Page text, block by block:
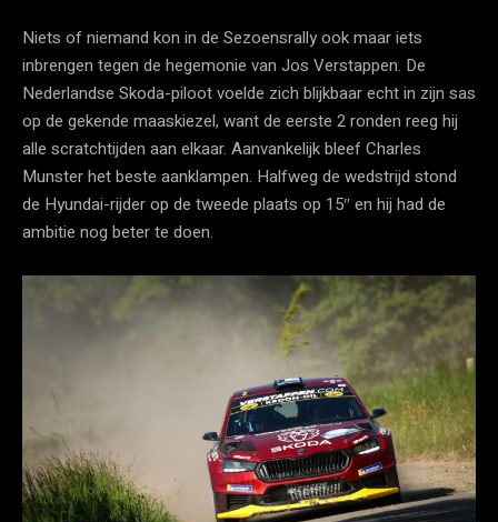
Niets of niemand kon in de Sezoensrally ook maar iets
inbrengen tegen de hegemonie van Jos Verstappen. De
Nederlandse Skoda-piloot voelde zich blijkbaar echt in zijn sas
op de gekende maaskiezel, want de eerste 2 ronden reeg hij
alle scratchtijden aan elkaar. Aanvankelijk bleef Charles
Munster het beste aanklampen. Halfweg de wedstrijd stond
de Hyundai-rijder op de tweede plaats op 15″ en hij had de
ambitie nog beter te doen.